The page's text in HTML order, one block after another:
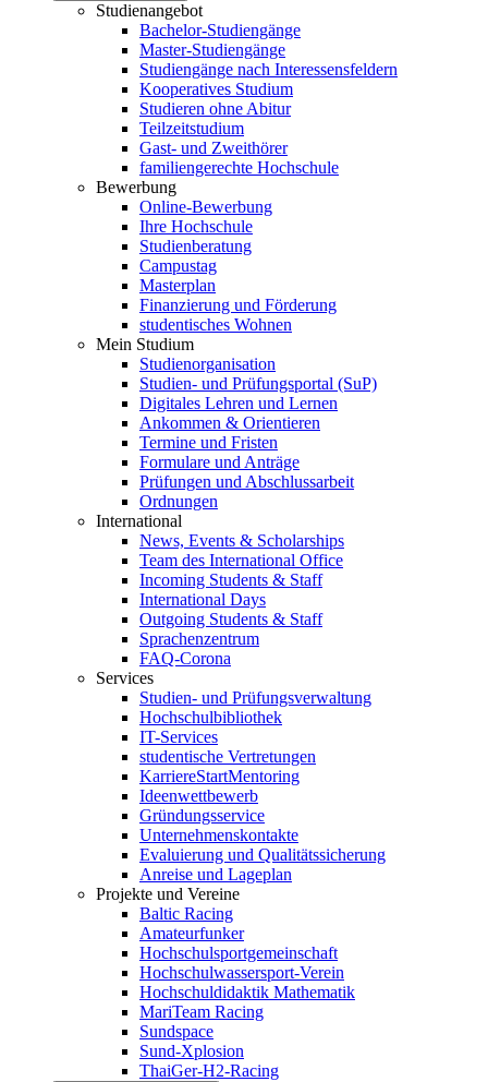
Studienangebot
Bachelor-Studiengänge
Master-Studiengänge
Studiengänge nach Interessensfeldern
Kooperatives Studium
Studieren ohne Abitur
Teilzeitstudium
Gast- und Zweithörer
familiengerechte Hochschule
Bewerbung
Online-Bewerbung
Ihre Hochschule
Studienberatung
Campustag
Masterplan
Finanzierung und Förderung
studentisches Wohnen
Mein Studium
Studienorganisation
Studien- und Prüfungsportal (SuP)
Digitales Lehren und Lernen
Ankommen & Orientieren
Termine und Fristen
Formulare und Anträge
Prüfungen und Abschlussarbeit
Ordnungen
International
News, Events & Scholarships
Team des International Office
Incoming Students & Staff
International Days
Outgoing Students & Staff
Sprachenzentrum
FAQ-Corona
Services
Studien- und Prüfungsverwaltung
Hochschulbibliothek
IT-Services
studentische Vertretungen
KarriereStartMentoring
Ideenwettbewerb
Gründungsservice
Unternehmenskontakte
Evaluierung und Qualitätssicherung
Anreise und Lageplan
Projekte und Vereine
Baltic Racing
Amateurfunker
Hochschulsportgemeinschaft
Hochschulwassersport-Verein
Hochschuldidaktik Mathematik
MariTeam Racing
Sundspace
Sund-Xplosion
ThaiGer-H2-Racing